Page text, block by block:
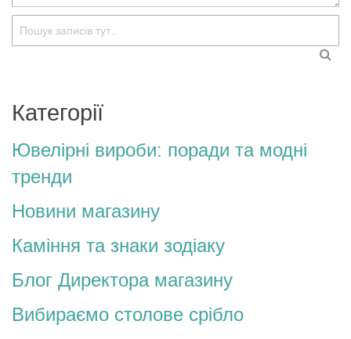
Пошук
Категорії
Ювелірні вироби: поради та модні
тренди
Новини магазину
Каміння та знаки зодіаку
Блог Директора магазину
Вибираємо столове срібло